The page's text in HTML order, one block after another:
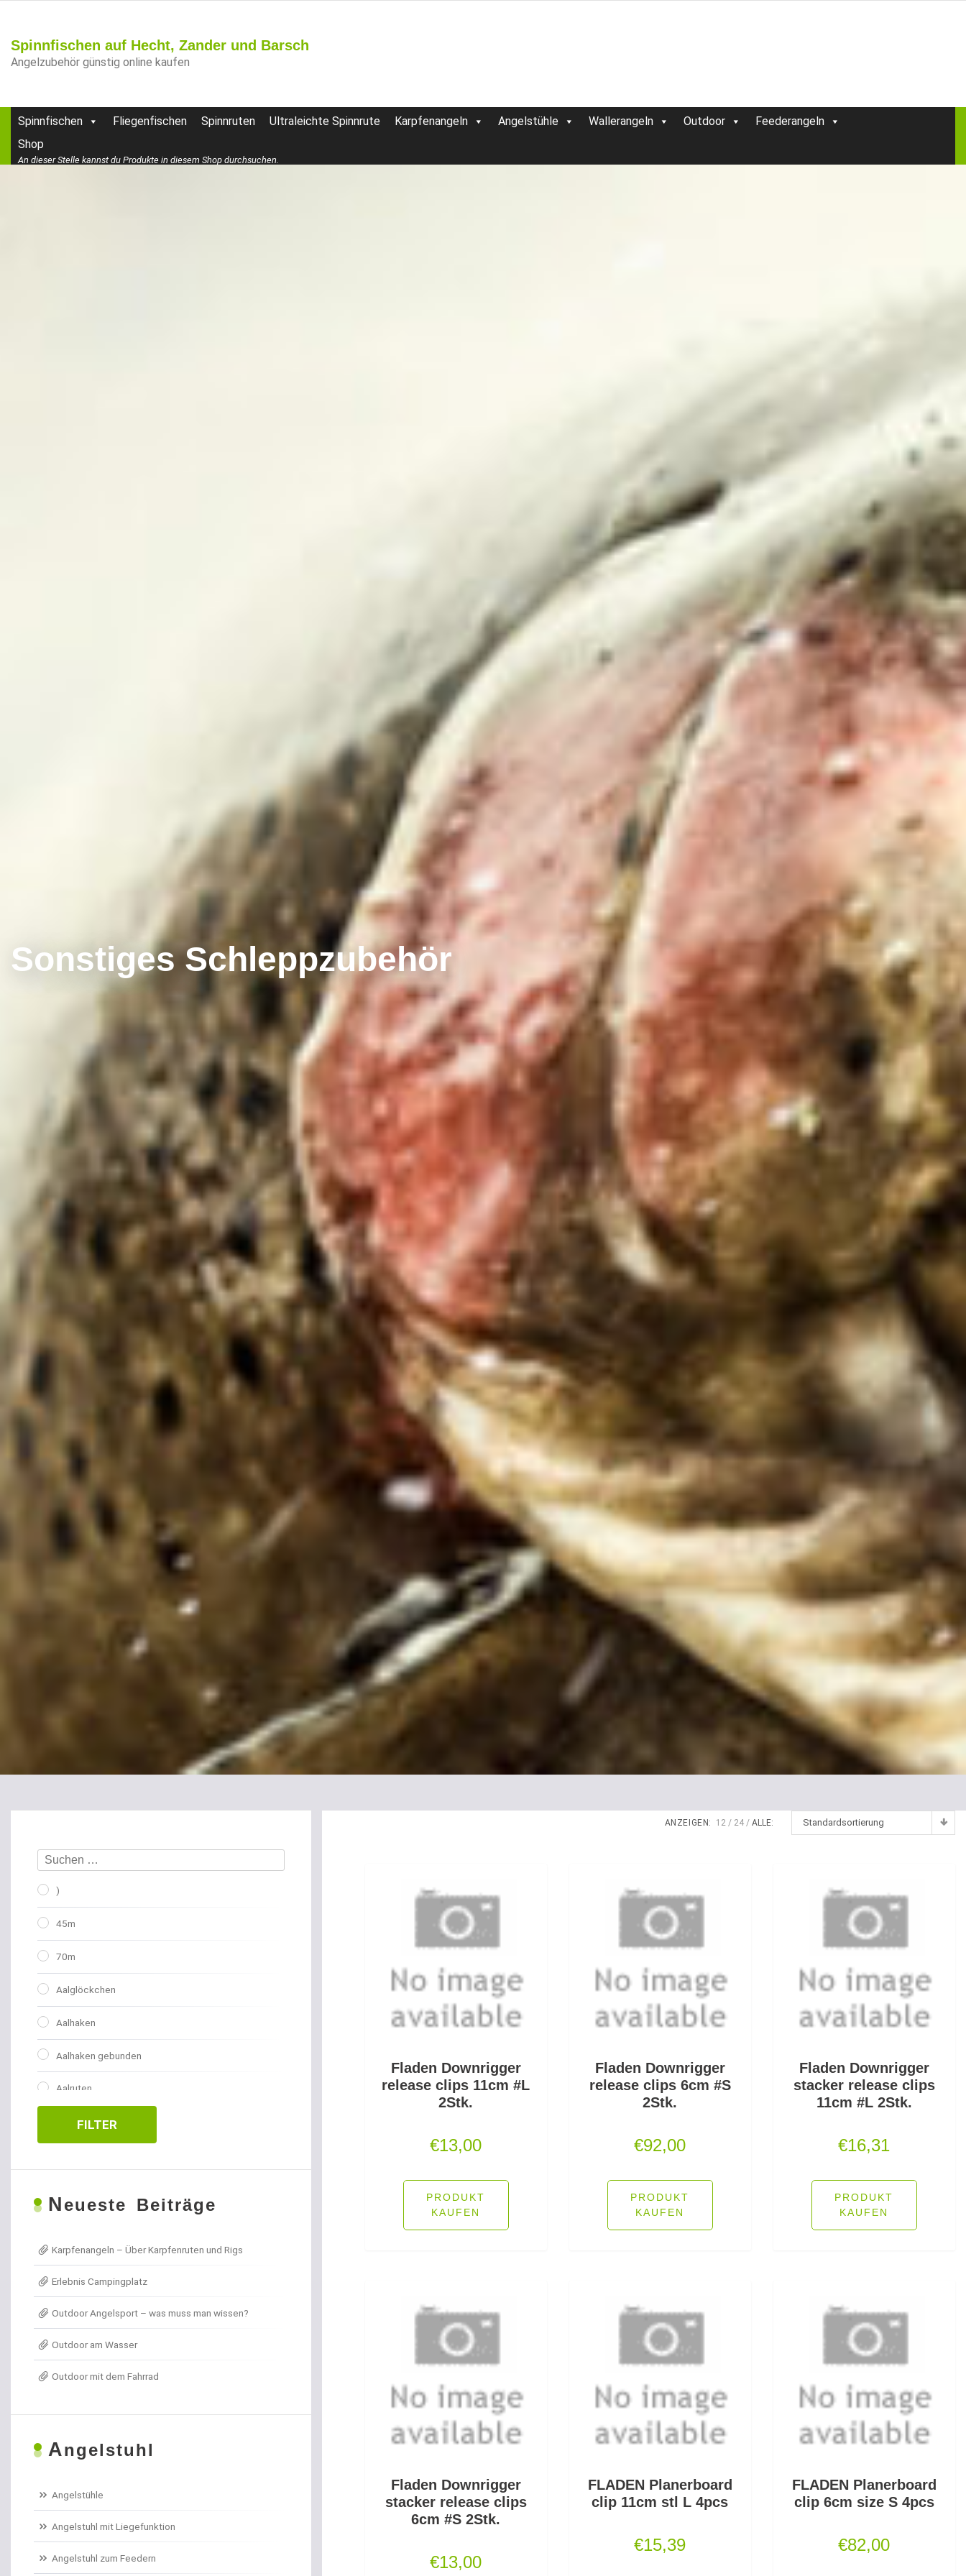
Spinnfischen auf Hecht, Zander und Barsch
Angelzubehör günstig online kaufen
Spinnfischen Fliegenfischen Spinnruten Ultraleichte Spinnrute Karpfenangeln Angelstühle Wallerangeln Outdoor
Feederangeln
Shop
An dieser Stelle kannst du Produkte in diesem Shop durchsuchen.
Sonstiges Schleppzubehör
Standardsortierung
ANZEIGEN: 12 24 ALLE:
Fladen Downrigger
release clips 11cm #L
2Stk.
€13,00
PRODUKT
KAUFEN
Fladen Downrigger
release clips 6cm #S
2Stk.
€92,00
PRODUKT
KAUFEN
Fladen Downrigger
stacker release clips
11cm #L 2Stk.
€16,31
PRODUKT
KAUFEN
Fladen Downrigger
stacker release clips
6cm #S 2Stk.
€13,00
FLADEN Planerboard
clip 11cm stl L 4pcs
€15,39
FLADEN Planerboard
clip 6cm size S 4pcs
€82,00
)
45m
70m
Aalglöckchen
Aalhaken
Aalhaken gebunden
Aalruten
Abhakmatten
Angel- / Jagd- & Outdoormesser
Angelkoffer
Angelrollen für das Forellenangeln
Angelschnur Dorsch
Angelschnur Feedern
FILTER
Neueste Beiträge
Karpfenangeln – Über Karpfenruten und Rigs
Erlebnis Campingplatz
Outdoor Angelsport – was muss man wissen?
Outdoor am Wasser
Outdoor mit dem Fahrrad
Angelstuhl
Angelstühle
Angelstuhl mit Liegefunktion
Angelstuhl zum Feedern